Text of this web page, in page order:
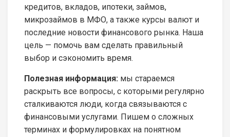
кредитов, вкладов, ипотеки, займов,
микрозаймов в МФО, а также курсы валют и
последние новости финансового рынка. Наша
цель — помочь вам сделать правильный
выбор и сэкономить время.
Полезная информация: мы стараемся
раскрыть все вопросы, с которыми регулярно
сталкиваются люди, когда связываются с
финансовыми услугами. Пишем о сложных
терминах и формулировках на понятном